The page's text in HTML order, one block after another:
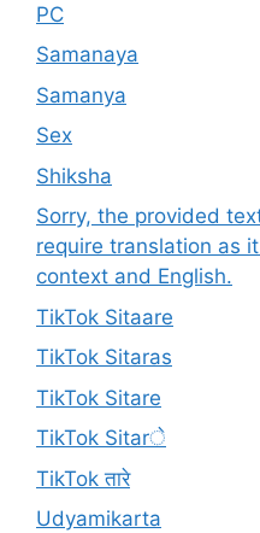
PC
Samanaya
Samanya
Sex
Shiksha
Sorry, the provided
require translation as
context and English.
TikTok Sitaare
TikTok Sitaras
TikTok Sitare
TikTok Sitarे
TikTok तारे
Udyamikarta